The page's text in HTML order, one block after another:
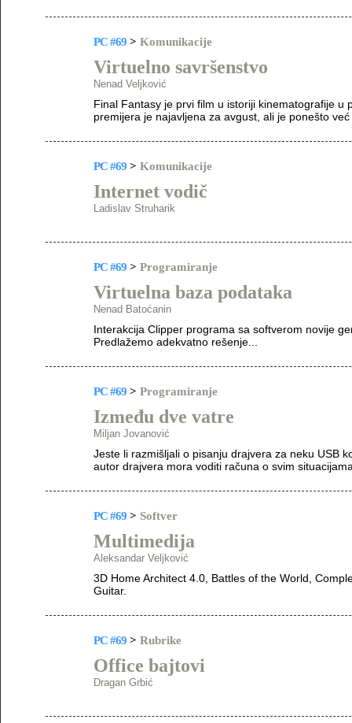
PC #69 > Komunikacije
Virtuelno savršenstvo
Nenad Veljković
Final Fantasy je prvi film u istoriji kinematografije u
premijera je najavljena za avgust, ali je ponešto
PC #69 > Komunikacije
Internet vodič
Ladislav Struharik
PC #69 > Programiranje
Virtuelna baza podataka
Nenad Batoćanin
Interakcija Clipper programa sa softverom novije
Predlažemo adekvatno rešenje...
PC #69 > Programiranje
Između dve vatre
Miljan Jovanović
Jeste li razmišljali o pisanju drajvera za neku USB
autor drajvera mora voditi računa o svim
PC #69 > Softver
Multimedija
Aleksandar Veljković
3D Home Architect 4.0, Battles of the World,
Guitar.
PC #69 > Rubrike
Office bajtovi
Dragan Grbić